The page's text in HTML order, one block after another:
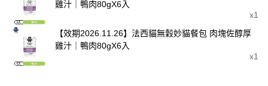
雞汁｜鴨肉80gX6入
x1
【效期2026.11.26】法西貓無穀妙貓餐包 肉塊佐醇厚
雞汁｜鴨肉80gX6入
x1